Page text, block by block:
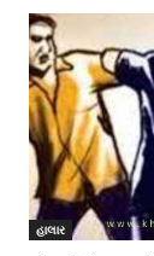
હાલાર